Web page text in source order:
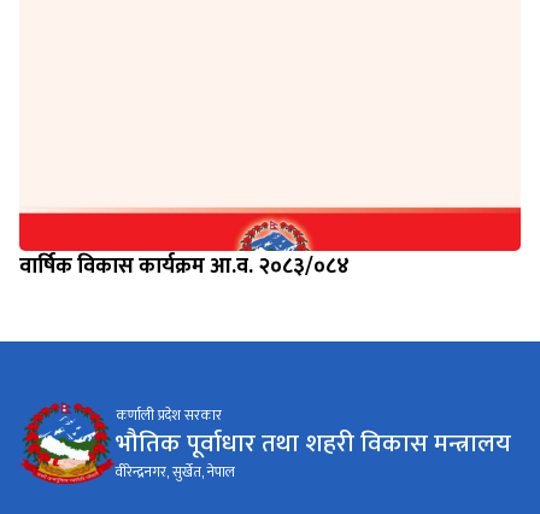
वार्षिक विकास कार्यक्रम आ.व. २०८३/०८४
कर्णाली प्रदेश सरकार
भौतिक पूर्वाधार तथा शहरी विकास मन्त्रालय
वीरेन्द्रनगर, सुर्खेत, नेपाल